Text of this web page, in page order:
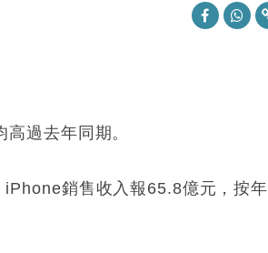
過去年同期。
銷售收入報65.8億元，按年